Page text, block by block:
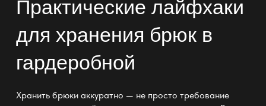
Практические лайфхаки
для хранения брюк в
гардеробной
Хранить брюки аккуратно — не просто требование